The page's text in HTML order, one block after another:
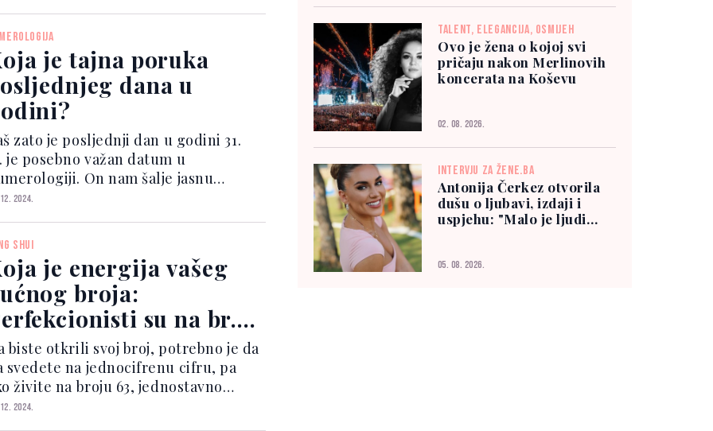
popisa gostiju – zavisi od
vašeg vjenč...
je tajna poruka
dana u
zato je posljednji dan u godini 31.
je posebno važan datum u
On nam šalje jasnu
da otvorimo svoje oči, ali i srce
negativnoga i kako bismo bili
za sve lijepo št...
2024.
SHUI
je energija vašeg
broja:
su na br.
dok 9 donosi probleme
biste otkrili svoj broj, potrebno je da
svedete na jednocifrenu cifru, pa
živite na broju 63, jednostavno
cifre 6 i 3 i dobićete konačni
2024.
TALENT, ELEGANCIJA, OSMIJEH
Ovo je žena o kojoj svi
pričaju nakon Merlinovih
koncerata na Koševu
02. 08. 2026.
INTERVJU ZA ŽENE.BA
Antonija Čerkez otvorila
dušu o ljubavi, izdaji i
uspjehu: "Malo je ljudi
05. 08. 2026.